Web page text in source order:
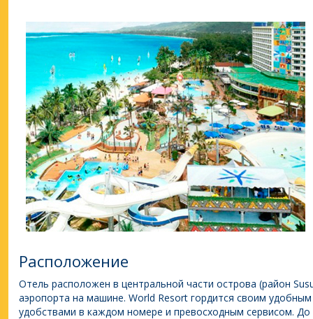
Расположение
Отель расположен в центральной части острова (район
аэропорта на машине. World Resort гордится своим
удобствами в каждом номере и превосходным сервисом. До